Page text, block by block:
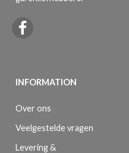
INFORMATION
Over ons
Veelgestelde vragen
Levering &